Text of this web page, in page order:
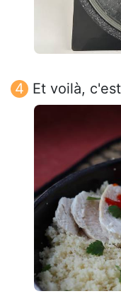
Et voilà,